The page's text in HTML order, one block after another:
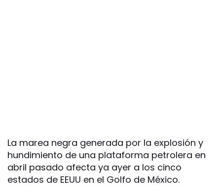
La marea negra generada por la explosión y
hundimiento de una plataforma petrolera en
abril pasado afecta ya ayer a los cinco
estados de EEUU en el Golfo de México.